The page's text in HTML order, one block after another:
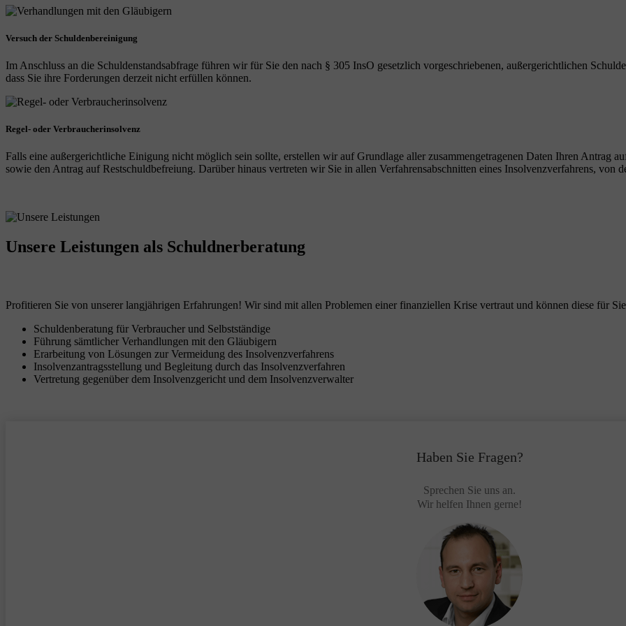
Versuch der Schuldenbereinigung
Im Anschluss an die Schuldenstandsabfrage führen wir für Sie den nach § 305 InsO gesetzlich vorgeschriebenen, außergerichtlichen
dass Sie ihre Forderungen derzeit nicht erfüllen können.
Regel- oder Verbraucherinsolvenz
Falls eine außergerichtliche Einigung nicht möglich sein sollte, erstellen wir auf Grundlage aller zusammengetragenen Daten Ihren Antrag
sowie den Antrag auf Restschuldbefreiung. Darüber hinaus vertreten wir Sie in allen Verfahrensabschnitten eines Insolvenzverfahrens, von
Unsere Leistungen als Schuldnerberatung
Profitieren Sie von unserer langjährigen Erfahrungen! Wir sind mit allen Problemen einer finanziellen Krise vertraut und können diese für
Schuldenberatung für Verbraucher und Selbstständige
Führung sämtlicher Verhandlungen mit den Gläubigern
Erarbeitung von Lösungen zur Vermeidung des Insolvenzverfahrens
Insolvenzantragsstellung und Begleitung durch das Insolvenzverfahren
Vertretung gegenüber dem Insolvenzgericht und dem Insolvenzverwalter
Haben Sie Fragen?
Sprechen Sie uns an.
Wir helfen Ihnen gerne!